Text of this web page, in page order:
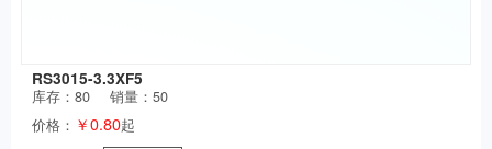
RS3015-3.3XF5
库存：80
销量：50
价格： ￥0.80起